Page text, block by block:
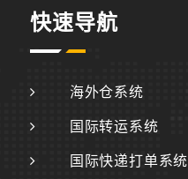
快速导航
海外仓系统
国际转运系统
国际快递打单系统